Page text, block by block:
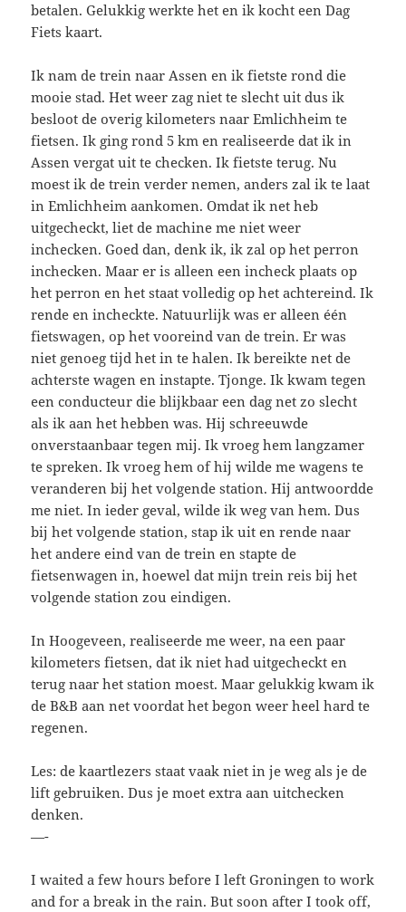
betalen. Gelukkig werkte het en ik kocht een Dag
Fiets kaart.
Ik nam de trein naar Assen en ik fietste rond die
mooie stad. Het weer zag niet te slecht uit dus ik
besloot de overig kilometers naar Emlichheim te
fietsen. Ik ging rond 5 km en realiseerde dat ik in
Assen vergat uit te checken. Ik fietste terug. Nu
moest ik de trein verder nemen, anders zal ik te laat
in Emlichheim aankomen. Omdat ik net heb
uitgecheckt, liet de machine me niet weer
inchecken. Goed dan, denk ik, ik zal op het perron
inchecken. Maar er is alleen een incheck plaats op
het perron en het staat volledig op het achtereind. Ik
rende en incheckte. Natuurlijk was er alleen één
fietswagen, op het vooreind van de trein. Er was
niet genoeg tijd het in te halen. Ik bereikte net de
achterste wagen en instapte. Tjonge. Ik kwam tegen
een conducteur die blijkbaar een dag net zo slecht
als ik aan het hebben was. Hij schreeuwde
onverstaanbaar tegen mij. Ik vroeg hem langzamer
te spreken. Ik vroeg hem of hij wilde me wagens te
veranderen bij het volgende station. Hij antwoordde
me niet. In ieder geval, wilde ik weg van hem. Dus
bij het volgende station, stap ik uit en rende naar
het andere eind van de trein en stapte de
fietsenwagen in, hoewel dat mijn trein reis bij het
volgende station zou eindigen.
In Hoogeveen, realiseerde me weer, na een paar
kilometers fietsen, dat ik niet had uitgecheckt en
terug naar het station moest. Maar gelukkig kwam ik
de B&B aan net voordat het begon weer heel hard te
regenen.
Les: de kaartlezers staat vaak niet in je weg als je de
lift gebruiken. Dus je moet extra aan uitchecken
denken.
—-
I waited a few hours before I left Groningen to work
and for a break in the rain. But soon after I took off,